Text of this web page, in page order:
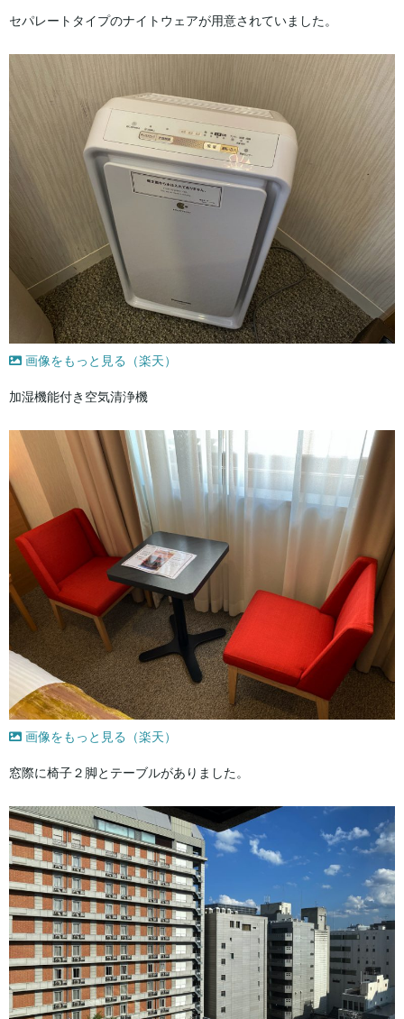
セパレートタイプのナイトウェアが用意されていました。
画像をもっと見る（楽天）
加湿機能付き空気清浄機
画像をもっと見る（楽天）
窓際に椅子２脚とテーブルがありました。